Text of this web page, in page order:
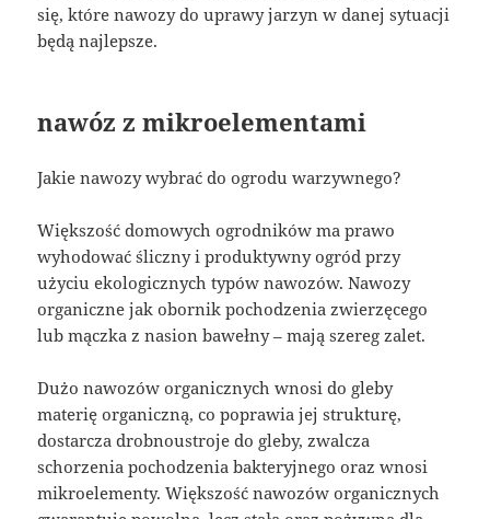
się, które nawozy do uprawy jarzyn w danej sytuacji
będą najlepsze.
nawóz z mikroelementami
Jakie nawozy wybrać do ogrodu warzywnego?
Większość domowych ogrodników ma prawo
wyhodować śliczny i produktywny ogród przy
użyciu ekologicznych typów nawozów. Nawozy
organiczne jak obornik pochodzenia zwierzęcego
lub mączka z nasion bawełny – mają szereg zalet.
Dużo nawozów organicznych wnosi do gleby
materię organiczną, co poprawia jej strukturę,
dostarcza drobnoustroje do gleby, zwalcza
schorzenia pochodzenia bakteryjnego oraz wnosi
mikroelementy. Większość nawozów organicznych